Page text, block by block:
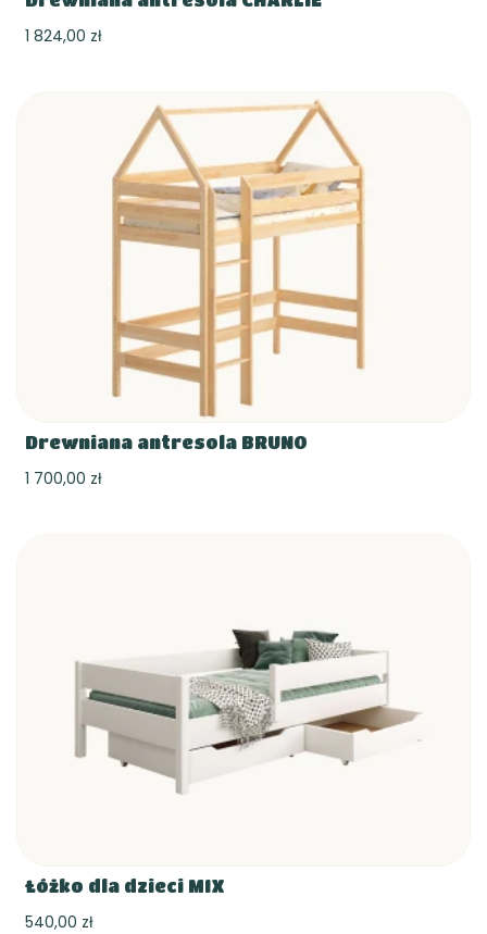
1 824,00 zł
Drewniana antresola BRUNO
1 700,00 zł
Łóżko dla dzieci MIX
540,00 zł